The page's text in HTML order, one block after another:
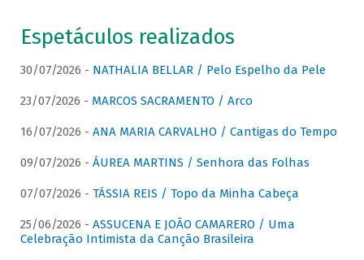
Espetáculos realizados
30/07/2026 - NATHALIA BELLAR / Pelo Espelho da Pele
23/07/2026 - MARCOS SACRAMENTO / Arco
16/07/2026 - ANA MARIA CARVALHO / Cantigas do Tempo
09/07/2026 - ÁUREA MARTINS / Senhora das Folhas
07/07/2026 - TÁSSIA REIS / Topo da Minha Cabeça
25/06/2026 - ASSUCENA E JOÃO CAMARERO / Uma
Celebração Intimista da Canção Brasileira